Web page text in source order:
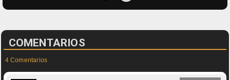
COMENTARIOS
4 Comentarios